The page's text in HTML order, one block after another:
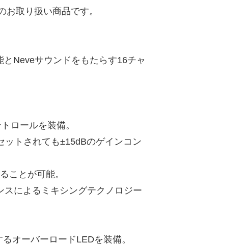
取り扱い商品です。
Neveサウンドをもたらす16チャ
ロールを装備。
ットされても±15dBのゲインコン
ことが可能。
によるミキシングテクノロジー
オーバーロードLEDを装備。